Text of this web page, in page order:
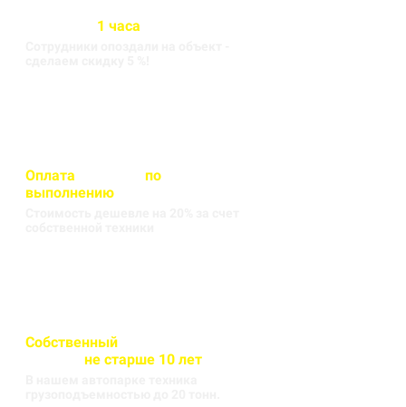
1 часа
Оплата
по
выполнению
Собственный
не старше 10 лет